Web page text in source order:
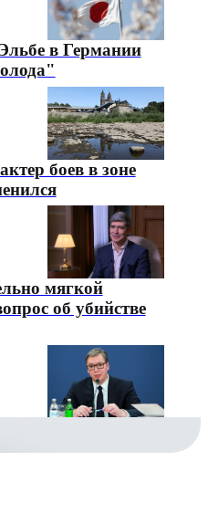
в Германии
боев в зоне
мягкой
об убийстве